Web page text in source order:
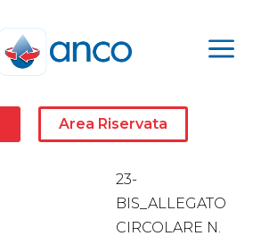
a
Area Riservata
23-
BIS_ALLEGATO
CIRCOLARE N.